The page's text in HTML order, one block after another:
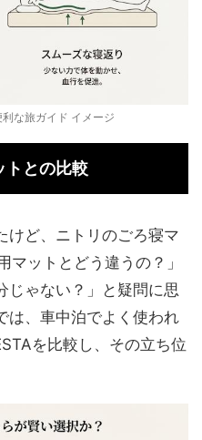
な旅ガイド イメージ
トとの比較
けど、ニトリのごろ寝マ
マットとどう違うの？」
じゃない？」と疑問に思
は、車中泊でよく使われ
を比較し、その立ち位